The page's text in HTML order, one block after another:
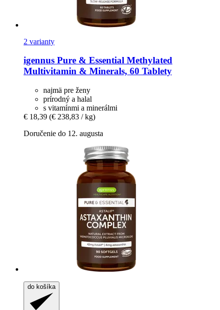
2 varianty
igennus Pure & Essential Methylated
Multivitamin & Minerals, 60 Tablety
najmä pre ženy
prírodný a halal
s vitamínmi a minerálmi
€ 18,39 (€ 238,83 / kg)
Doručenie do 12. augusta
do košíka